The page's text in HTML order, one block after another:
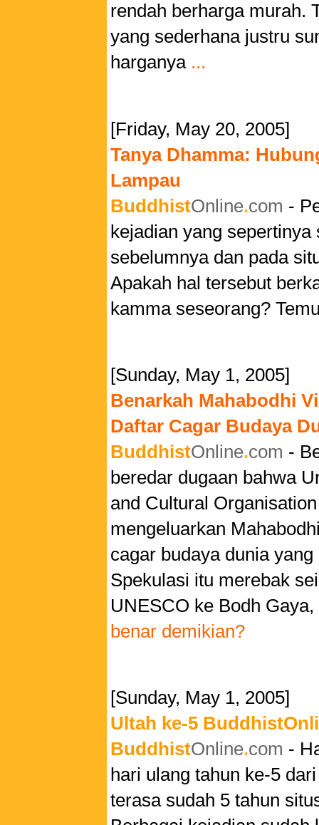
rendah berharga murah.
yang sederhana justru
harganya ...
[Friday, May 20, 2005]
Tanya Dhamma:
Lampau
BuddhistOnline.com -
kejadian yang
sebelumnya dan pada
Apakah hal tersebut
kamma seseorang?
[Sunday, May 1, 2005]
Benarkah Mahabodhi
Daftar Cagar Budaya
BuddhistOnline.com -
beredar dugaan bahwa
and Cultural
mengeluarkan
cagar budaya dunia
Spekulasi itu merebak
UNESCO ke Bodh
benar demikian?
[Sunday, May 1, 2005]
Ultah ke-5
BuddhistOnline.com -
hari ulang tahun ke-5
terasa sudah 5 tahun